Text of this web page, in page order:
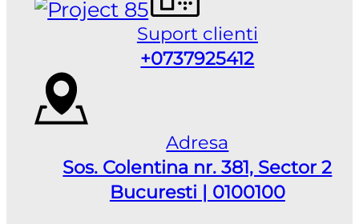
produsului.
Suport clienti
+0737925412
Adresa
Sos. Colentina nr. 381, Sector 2
Bucuresti | 0100100